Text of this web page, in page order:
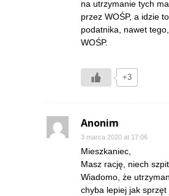
na utrzymanie tych
przez WOŚP, a idzie
podatnika, nawet
WOŚP.
+3
Anonim
3 marca 2020 at 17:06
Mieszkaniec,
Masz rację, niech
Wiadomo, że
chyba lepiej jak sprzęt